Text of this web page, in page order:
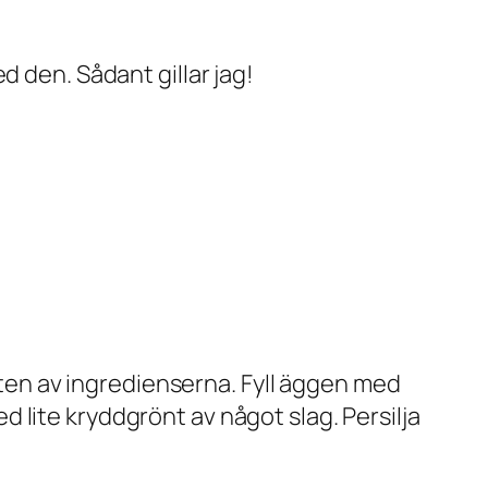
den. Sådant gillar jag!
av ingredienserna. Fyll äggen med
lite kryddgrönt av något slag. Persilja